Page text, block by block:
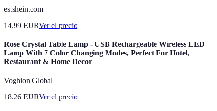
es.shein.com
14.99 EURVer el precio
Rose Crystal Table Lamp - USB Rechargeable Wireless LED
Lamp With 7 Color Changing Modes, Perfect For Hotel,
Restaurant & Home Decor
Voghion Global
18.26 EURVer el precio